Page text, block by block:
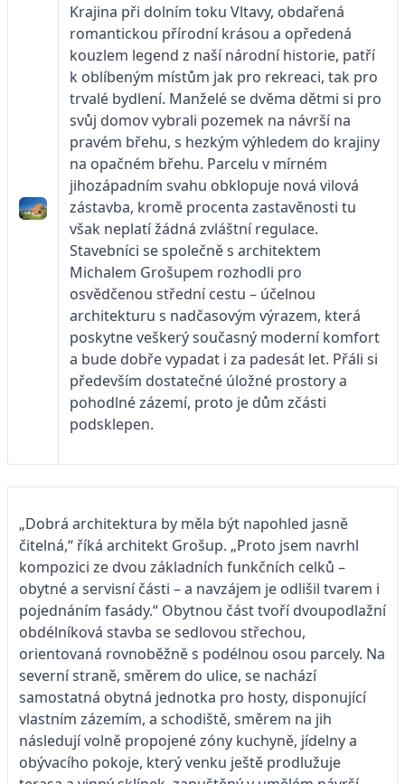
Krajina při dolním toku Vltavy, obdařená
romantickou přírodní krásou a opředená
kouzlem legend z naší národní historie, patří
k oblíbeným místům jak pro rekreaci, tak pro
trvalé bydlení. Manželé se dvěma dětmi si pro
svůj domov vybrali pozemek na návrší na
pravém břehu, s hezkým výhledem do krajiny
na opačném břehu. Parcelu v mírném
jihozápadním svahu obklopuje nová vilová
zástavba, kromě procenta zastavěnosti tu
však neplatí žádná zvláštní regulace.
Stavebníci se společně s architektem
Michalem Grošupem rozhodli pro
osvědčenou střední cestu – účelnou
architekturu s nadčasovým výrazem, která
poskytne veškerý současný moderní komfort
a bude dobře vypadat i za padesát let. Přáli si
především dostatečné úložné prostory a
pohodlné zázemí, proto je dům zčásti
podsklepen.
„Dobrá architektura by měla být napohled jasně
čitelná,“ říká architekt Grošup. „Proto jsem navrhl
kompozici ze dvou základních funkčních celků –
obytné a servisní části – a navzájem je odlišil tvarem i
pojednáním fasády.“ Obytnou část tvoří dvoupodlažní
obdélníková stavba se sedlovou střechou,
orientovaná rovnoběžně s podélnou osou parcely. Na
severní straně, směrem do ulice, se nachází
samostatná obytná jednotka pro hosty, disponující
vlastním zázemím, a schodiště, směrem na jih
následují volně propojené zóny kuchyně, jídelny a
obývacího pokoje, který venku ještě prodlužuje